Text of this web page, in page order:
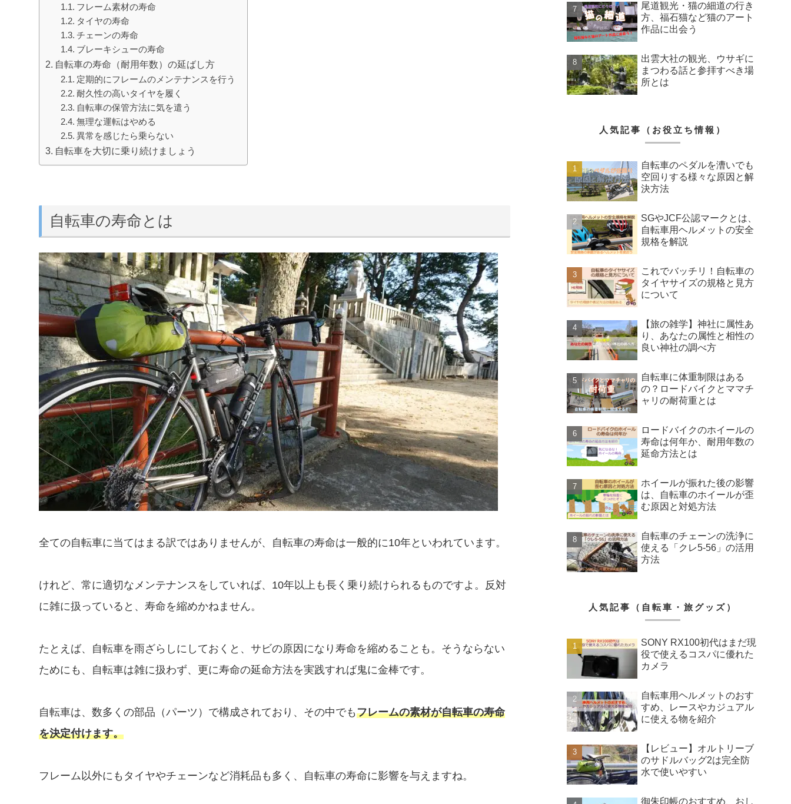
フレーム素材の寿命
タイヤの寿命
チェーンの寿命
ブレーキシューの寿命
自転車の寿命（耐用年数）の延ばし方
定期的にフレームのメンテナンスを行う
耐久性の高いタイヤを履く
自転車の保管方法に気を遣う
無理な運転はやめる
異常を感じたら乗らない
自転車を大切に乗り続けましょう
自転車の寿命とは
全ての自転車に当てはまる訳ではありませんが、自転車の寿命は一般的に10年といわれています。
けれど、常に適切なメンテナンスをしていれば、10年以上も長く乗り続けられるものですよ。反対
に雑に扱っていると、寿命を縮めかねません。
たとえば、自転車を雨ざらしにしておくと、サビの原因になり寿命を縮めることも。そうならない
ためにも、自転車は雑に扱わず、更に寿命の延命方法を実践すれば鬼に金棒です。
自転車は、数多くの部品（パーツ）で構成されており、その中でもフレームの素材が自転車の寿命
を決定付けます。
フレーム以外にもタイヤやチェーンなど消耗品も多く、自転車の寿命に影響を与えますね。
尾道観光・猫の細道の行き
方、福石猫など猫のアート
作品に出会う
出雲大社の観光、ウサギに
まつわる話と参拝すべき場
所とは
人気記事（お役立ち情報）
自転車のペダルを漕いでも
空回りする様々な原因と解
決方法
SGやJCF公認マークとは、
自転車用ヘルメットの安全
規格を解説
これでバッチリ！自転車の
タイヤサイズの規格と見方
について
【旅の雑学】神社に属性あ
り、あなたの属性と相性の
良い神社の調べ方
自転車に体重制限はある
の？ロードバイクとママチ
ャリの耐荷重とは
ロードバイクのホイールの
寿命は何年か、耐用年数の
延命方法とは
ホイールが振れた後の影響
は、自転車のホイールが歪
む原因と対処方法
自転車のチェーンの洗浄に
使える「クレ5-56」の活用
方法
人気記事（自転車・旅グッズ）
SONY RX100初代はまだ現
役で使えるコスパに優れた
カメラ
自転車用ヘルメットのおす
すめ、レースやカジュアル
に使える物を紹介
【レビュー】オルトリーブ
のサドルバッグ2は完全防
水で使いやすい
御朱印帳のおすすめ、おし